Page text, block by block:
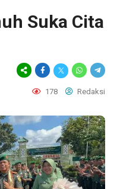
Suka Cita
178 Redaksi